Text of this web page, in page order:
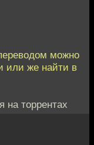
можно
или же найти в
на торрентах